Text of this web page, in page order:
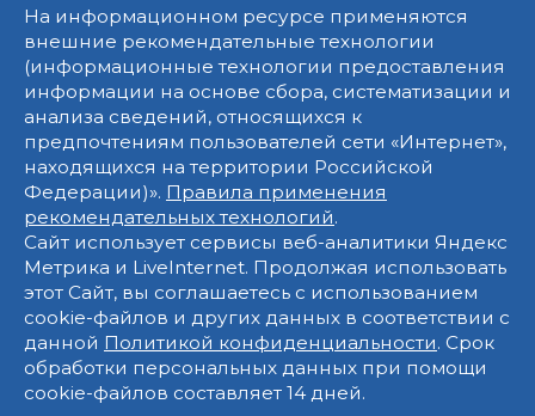
На информационном ресурсе применяются
внешние рекомендательные технологии
(информационные технологии предоставления
информации на основе сбора, систематизации и
анализа сведений, относящихся к
предпочтениям пользователей сети «Интернет»,
находящихся на территории Российской
Федерации)». Правила применения
рекомендательных технологий.
Сайт использует сервисы веб-аналитики Яндекс
Метрика и LiveInternet. Продолжая использовать
этот Сайт, вы соглашаетесь с использованием
cookie-файлов и других данных в соответствии с
данной Политикой конфиденциальности. Срок
обработки персональных данных при помощи
cookie-файлов составляет 14 дней.